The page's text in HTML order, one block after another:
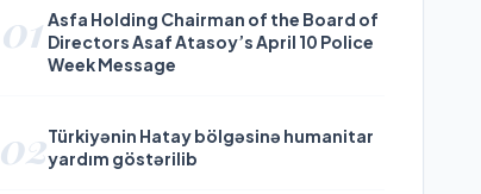
01 Asfa Holding Chairman of the Board of
Directors Asaf Atasoy’s April 10 Police
Week Message
02Türkiyənin Hatay bölgəsinə humanitar
yardım göstərilib